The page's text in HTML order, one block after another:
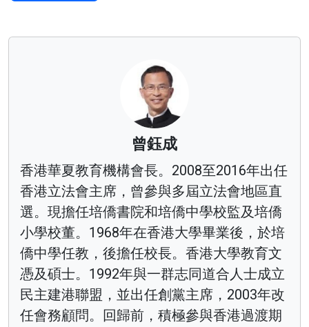
曾鈺成
香港華夏教育機構會長。2008至2016年出任
香港立法會主席，曾參與多屆立法會地區直
選。現擔任培僑書院和培僑中學校監及培僑
小學校董。1968年在香港大學畢業後，於培
僑中學任教，後擔任校長。香港大學教育文
憑及碩士。1992年與一群志同道合人士成立
民主建港聯盟，並出任創黨主席，2003年改
任會務顧問。回歸前，積極參與香港過渡期